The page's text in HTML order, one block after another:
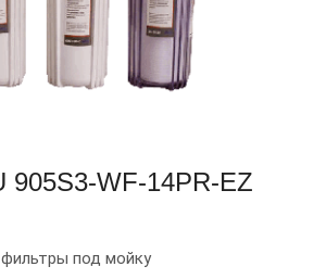
905S3-WF-14PR-EZ
фильтры под мойку